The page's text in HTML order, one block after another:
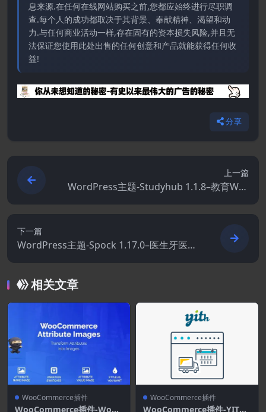
息来源.在任何在线网站购买之前,您都应始终进行尽职调
查.每个人的成功都取决于其背景、奉献精神、渴望和动
力.与任何商业活动一样,存在固有的资本损失风险,并且无
法保证您使用此处出售的任何创意和产品就能获得任何收
益!
分享
上一篇
WordPress主题-Studyhub 1.1.8–教育Wor
dPress主题
下一篇
WordPress主题-Spock 1.17.0–医生牙医和
美容WordPress主题
相关文章
WooCommerce插件
WooCommerce插件-WooC
WooCommerce插件
WooCommerce插件-YITH